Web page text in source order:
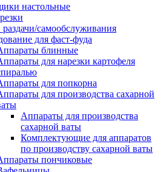
настольные
самообслуживания
для фаст-фуда
блинные
для нарезки картофеля
для попкорна
для производства сахарной
Аппараты для производства
сахарной ваты
Комплектующие для аппаратов
по производству сахарной ваты
пончиковые